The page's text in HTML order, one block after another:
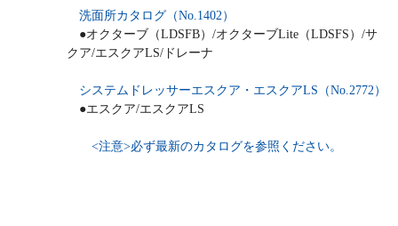
洗面所カタログ（No.1402）
●オクターブ（LDSFB）/オクターブLite（LDSFS）/サ
クア/エスクアLS/ドレーナ
システムドレッサーエスクア・エスクアLS（No.2772）
●エスクア/エスクアLS
<注意>必ず最新のカタログを参照ください。